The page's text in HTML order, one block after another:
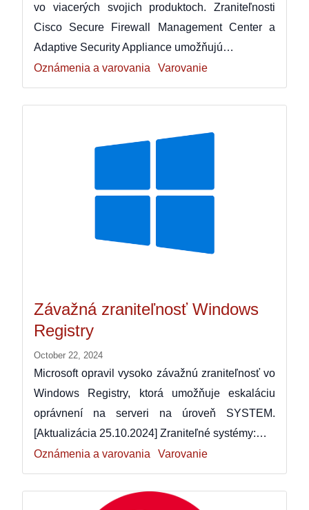
vo viacerých svojich produktoch. Zraniteľnosti
Cisco Secure Firewall Management Center a
Adaptive Security Appliance umožňujú…
Oznámenia a varovania
Varovanie
Závažná zraniteľnosť Windows
Registry
October 22, 2024
Microsoft opravil vysoko závažnú zraniteľnosť vo
Windows Registry, ktorá umožňuje eskaláciu
oprávnení na serveri na úroveň SYSTEM.
[Aktualizácia 25.10.2024] Zraniteľné systémy:…
Oznámenia a varovania
Varovanie